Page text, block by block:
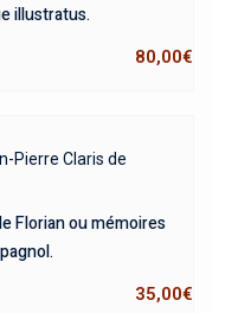
illustratus.
80,00€
Pierre Claris de
Florian ou mémoires
35,00€